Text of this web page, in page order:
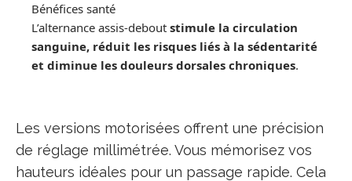
Bénéfices santé
L’alternance assis-debout stimule la circulation
sanguine, réduit les risques liés à la sédentarité
et diminue les douleurs dorsales chroniques.
Les versions motorisées offrent une précision
de réglage millimétrée. Vous mémorisez vos
hauteurs idéales pour un passage rapide. Cela